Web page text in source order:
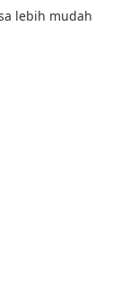
lebih mudah